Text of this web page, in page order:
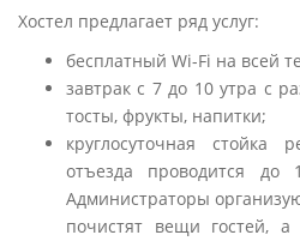
Хостел предлагает ряд услуг:
бесплатный Wi-Fi на всей
завтрак с 7 до 10 утра с
тосты, фрукты, напитки;
круглосуточная стойка
отъезда проводится до
Администраторы
почистят вещи гостей,